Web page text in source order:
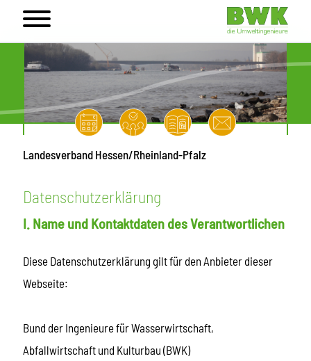
Landesverband Hessen/Rheinland-Pfalz
Datenschutzerklärung
I. Name und Kontaktdaten des Verantwortlichen
Diese Datenschutzerklärung gilt für den Anbieter dieser
Webseite:
Bund der Ingenieure für Wasserwirtschaft,
Abfallwirtschaft und Kulturbau (BWK)